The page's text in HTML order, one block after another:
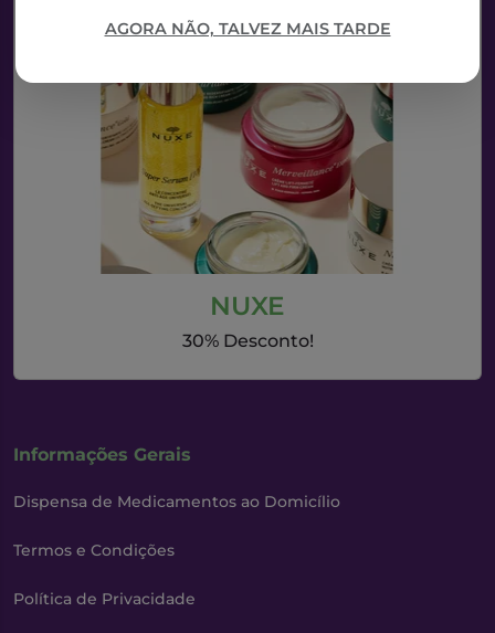
AGORA NÃO, TALVEZ MAIS TARDE
NUXE
30% Desconto!
Informações Gerais
Dispensa de Medicamentos ao Domicílio
Termos e Condições
Política de Privacidade